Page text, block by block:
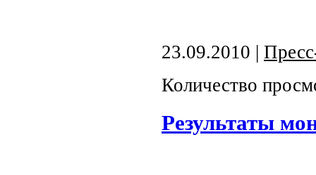
23.09.2010 |
Количество
Результаты